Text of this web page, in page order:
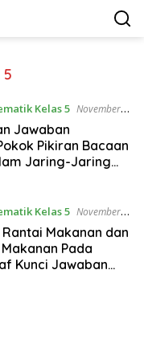
Kelas 5 November
Jawaban
Pikiran Bacaan
Jaring-Jaring
Kelas 5 November
Makanan dan
Pada
Kunci Jawaban